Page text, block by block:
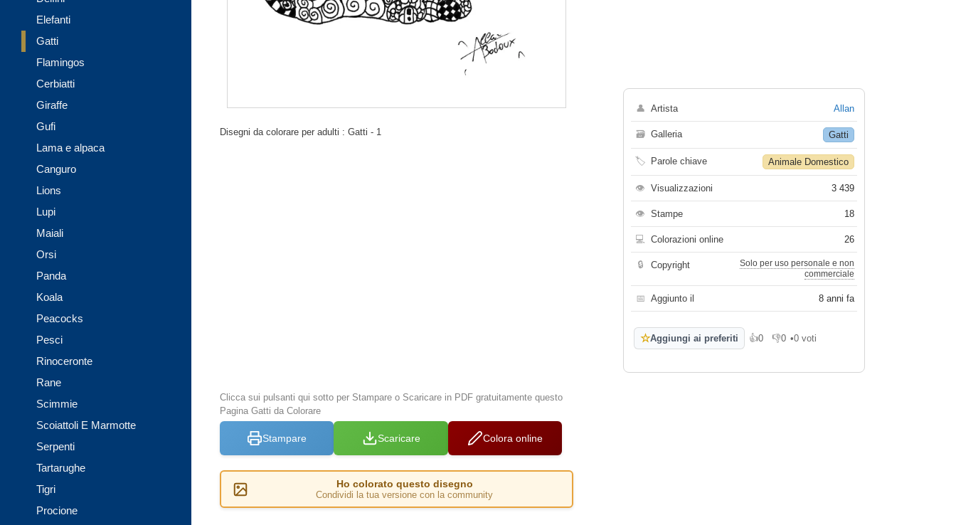
Disegni da colorare per adulti : Gatti - 1
Clicca sui pulsanti qui sotto per Stampare o Scaricare in PDF gratuitamente questo
Pagina Gatti da Colorare
Stampare Scaricare Colora online
Ho colorato questo disegno
Condividi la tua versione con la community
👤 Artista Allan
🗃 Galleria Gatti
🏷 Parole chiave Animale Domestico
👁 Visualizzazioni 3 439
👁 Stampe 18
💻 Colorazioni online 26
🔒 Copyright
Solo per uso personale e non
commerciale
📅 Aggiunto il 8 anni fa
☆Aggiungi ai preferiti 👍0
Mi piace
👎0
Non mi piace
•0 voti
Elefanti
Gatti
Flamingos
Cerbiatti
Giraffe
Gufi
Lama e alpaca
Canguro
Lions
Lupi
Maiali
Orsi
Panda
Koala
Peacocks
Pesci
Rinoceronte
Rane
Scimmie
Scoiattoli E Marmotte
Serpenti
Tartarughe
Tigri
Procione